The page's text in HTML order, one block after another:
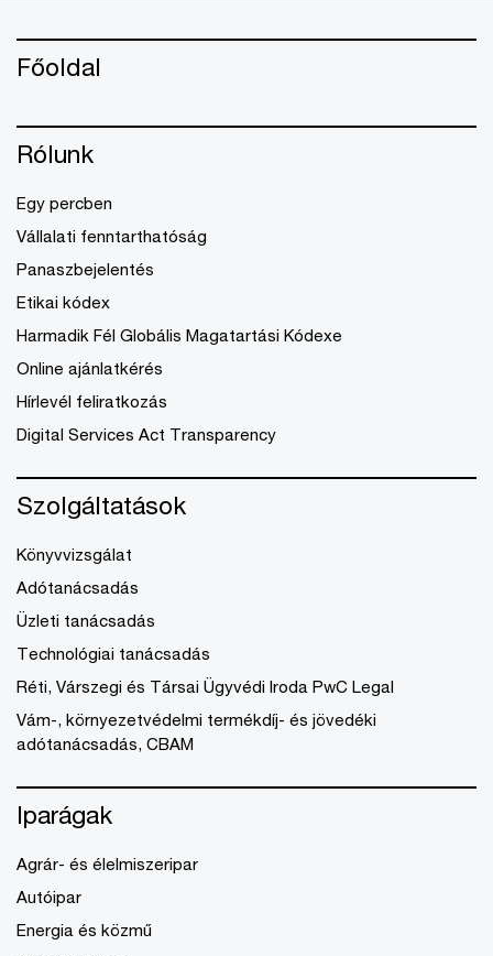
Főoldal
Rólunk
Egy percben
Vállalati fenntarthatóság
Panaszbejelentés
Etikai kódex
Harmadik Fél Globális Magatartási Kódexe
Online ajánlatkérés
Hírlevél feliratkozás
Digital Services Act Transparency
Szolgáltatások
Könyvvizsgálat
Adótanácsadás
Üzleti tanácsadás
Technológiai tanácsadás
Réti, Várszegi és Társai Ügyvédi Iroda PwC Legal
Vám-, környezetvédelmi termékdíj- és jövedéki
adótanácsadás, CBAM
Iparágak
Agrár- és élelmiszeripar
Autóipar
Energia és közmű